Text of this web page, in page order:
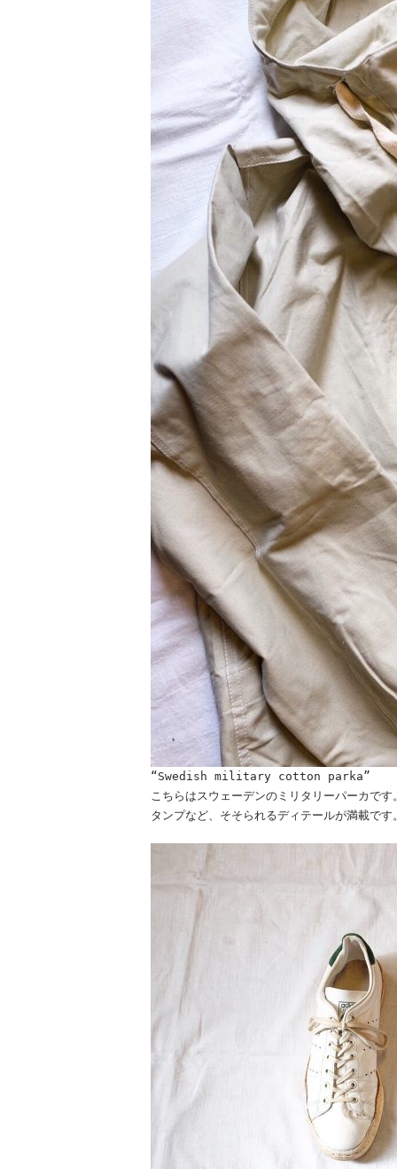
“Swedish military cotton parka”
こちらはスウェーデンのミリタリーパーカで
タンプなど、そそられるディテールが満載です